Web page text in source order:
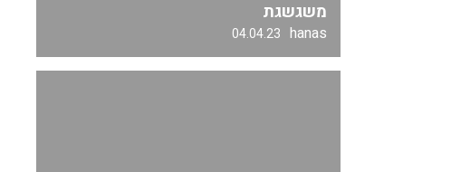
משגשגת
hanas
04.04.23